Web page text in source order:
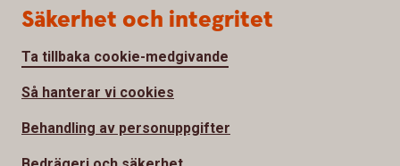
Säkerhet och integritet
Ta tillbaka cookie-medgivande
Så hanterar vi cookies
Behandling av personuppgifter